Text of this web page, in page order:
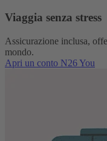
Viaggia senza stress
Assicurazione inclusa,
mondo.
Apri un conto N26 You